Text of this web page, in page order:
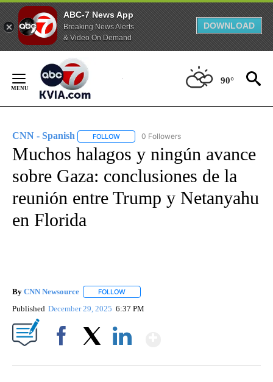
ABC-7 News App
Breaking News Alerts
& Video On Demand
DOWNLOAD
Content
90°
CNN - Spanish FOLLOW FOLLOW "CNN - SPANISH" TO RECEIVE
0 Followers
Muchos halagos y ningún avance
sobre Gaza: conclusiones de la
reunión entre Trump y Netanyahu
en Florida
By CNN Newsource FOLLOW
Published December 29, 2025 6:37 PM